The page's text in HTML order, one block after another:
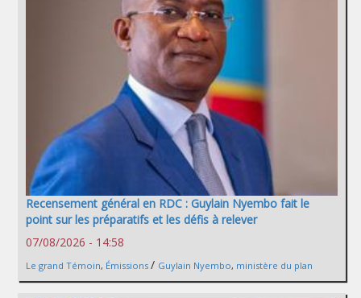
Recensement général en RDC : Guylain Nyembo fait le
point sur les préparatifs et les défis à relever
07/08/2026 - 14:58
Le grand Témoin, Émissions / Guylain Nyembo, ministère du plan